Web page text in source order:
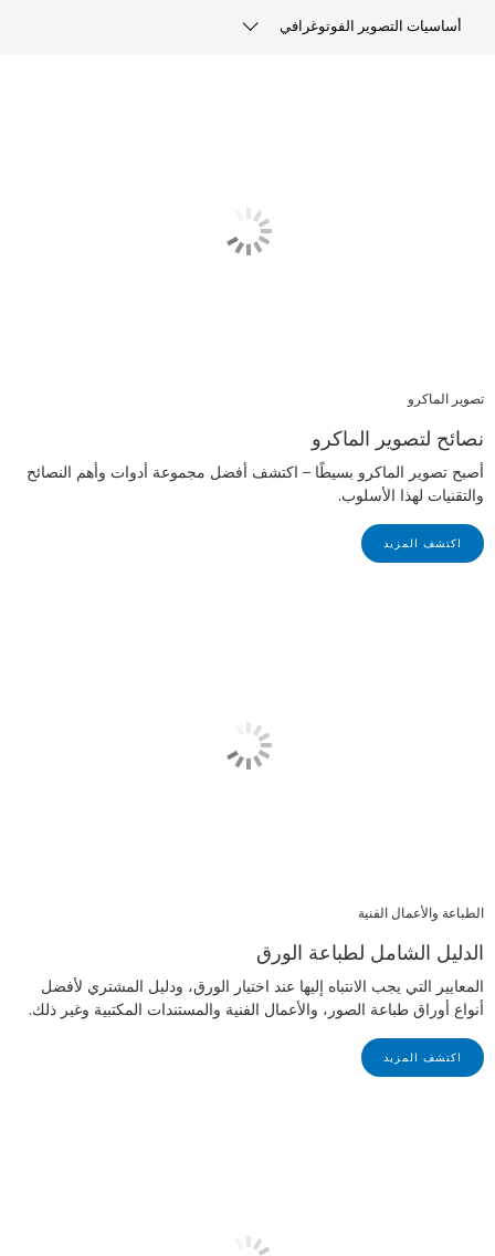
أساسيات التصوير الفوتوغرافي
تصوير الماكرو
نصائح لتصوير الماكرو
أصبح تصوير الماكرو بسيطًا – اكتشف أفضل مجموعة أدوات وأهم النصائح
والتقنيات لهذا الأسلوب.
اكتشف المزيد
الطباعة والأعمال الفنية
الدليل الشامل لطباعة الورق
المعايير التي يجب الانتباه إليها عند اختيار الورق، ودليل المشتري لأفضل
أنواع أوراق طباعة الصور، والأعمال الفنية والمستندات المكتبية وغير ذلك.
اكتشف المزيد